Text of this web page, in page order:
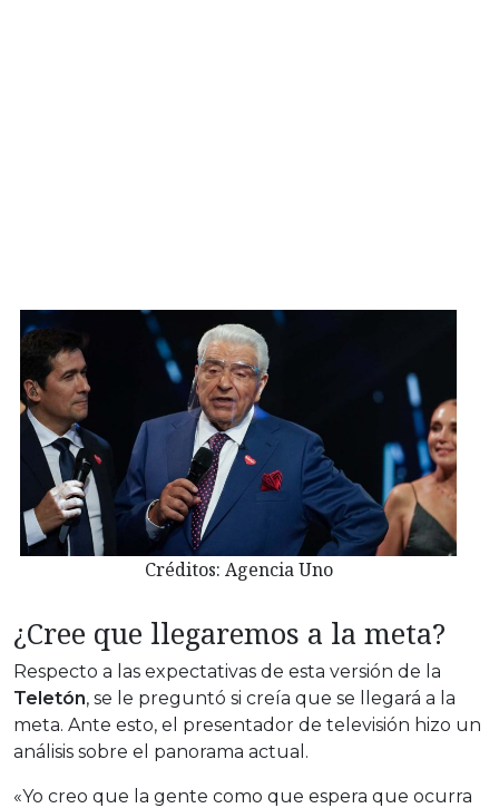
Créditos: Agencia Uno
¿Cree que llegaremos a la meta?
Respecto a las expectativas de esta versión de la
Teletón, se le preguntó si creía que se llegará a la
meta. Ante esto, el presentador de televisión hizo un
análisis sobre el panorama actual.
«Yo creo que la gente como que espera que ocurra